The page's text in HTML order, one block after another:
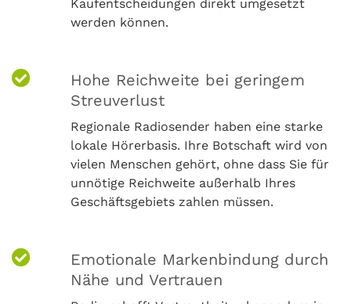
Kaufentscheidungen direkt umgesetzt
werden können.
Hohe Reichweite bei geringem
Streuverlust
Regionale Radiosender haben eine starke
lokale Hörerbasis. Ihre Botschaft wird von
vielen Menschen gehört, ohne dass Sie für
unnötige Reichweite außerhalb Ihres
Geschäftsgebiets zahlen müssen.
Emotionale Markenbindung durch
Nähe und Vertrauen